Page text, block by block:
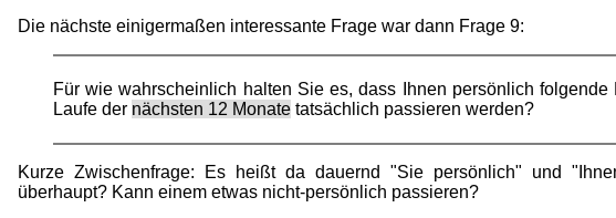
Die nächste einigermaßen interessante Frage war dann Frage 9:
Für wie wahrscheinlich halten Sie es, dass Ihnen persönlich folgende
Laufe der nächsten 12 Monate tatsächlich passieren werden?
Kurze Zwischenfrage: Es heißt da dauernd "Sie persönlich" und
überhaupt? Kann einem etwas nicht-persönlich passieren?